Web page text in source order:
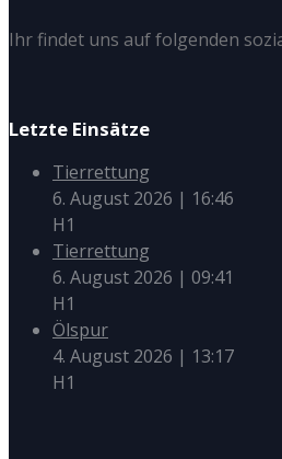
Ihr findet uns auf folgenden
Letzte Einsätze
Tierrettung
6. August 2026 | 16:46
H1
Tierrettung
6. August 2026 | 09:41
H1
Ölspur
4. August 2026 | 13:17
H1